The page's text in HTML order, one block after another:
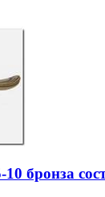
бронза